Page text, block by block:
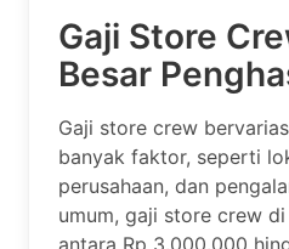
Gaji Store
Besar
Gaji store crew
banyak faktor, seperti
perusahaan, dan
umum, gaji store crew
antara Rp 3.000.000